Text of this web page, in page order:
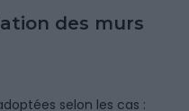
des murs
selon les cas :